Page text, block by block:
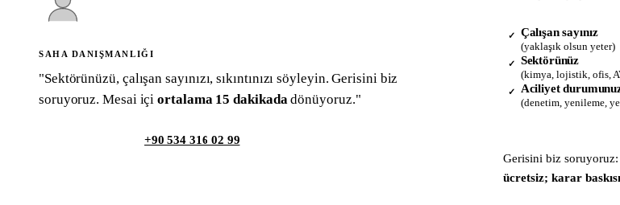
SAHA DANIŞMANLIĞI
"Sektörünüzü, çalışan sayınızı, sıkıntınızı söyleyin. Gerisini biz
soruyoruz. Mesai içiortalama 15 dakikadadönüyoruz."
+90 534 316 02 99
✓ Çalışan sayınız
(yaklaşık olsun yeter)
✓ Sektörünüz
(kimya, lojistik, ofis,
✓ Aciliyet
(denetim, yenileme,
Gerisini biz soruyoruz:
ücretsiz; karar